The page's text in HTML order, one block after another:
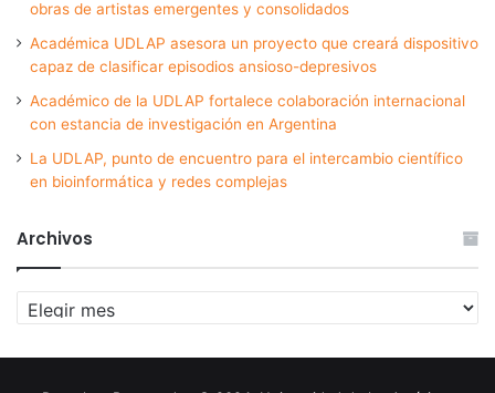
obras de artistas emergentes y consolidados
Académica UDLAP asesora un proyecto que creará dispositivo
capaz de clasificar episodios ansioso-depresivos
Académico de la UDLAP fortalece colaboración internacional
con estancia de investigación en Argentina
La UDLAP, punto de encuentro para el intercambio científico
en bioinformática y redes complejas
Archivos
Archivos